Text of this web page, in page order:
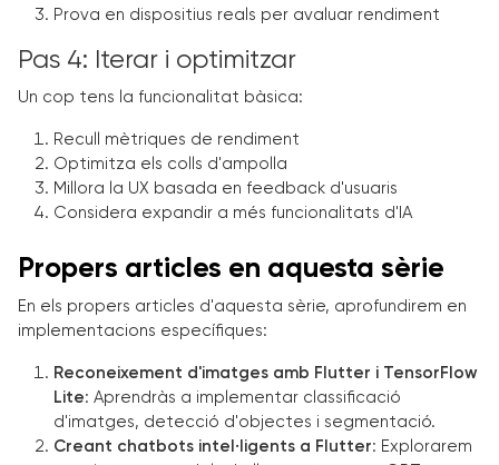
Prova en dispositius reals per avaluar rendiment
Pas 4: Iterar i optimitzar
Un cop tens la funcionalitat bàsica:
Recull mètriques de rendiment
Optimitza els colls d'ampolla
Millora la UX basada en feedback d'usuaris
Considera expandir a més funcionalitats d'IA
Propers articles en aquesta sèrie
En els propers articles d'aquesta sèrie, aprofundirem en
implementacions específiques:
Reconeixement d'imatges amb Flutter i TensorFlow
Lite: Aprendràs a implementar classificació
d'imatges, detecció d'objectes i segmentació.
Creant chatbots intel·ligents a Flutter: Explorarem